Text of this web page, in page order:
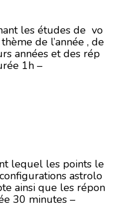
les études de vo
de l’année , de
années et des rép
1h –
lequel les points le
astrolo
ainsi que les répon
30 minutes –